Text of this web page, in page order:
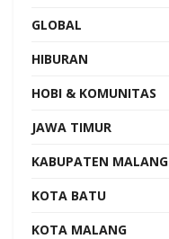
GLOBAL
HIBURAN
HOBI & KOMUNITAS
JAWA TIMUR
KABUPATEN MALANG
KOTA BATU
KOTA MALANG